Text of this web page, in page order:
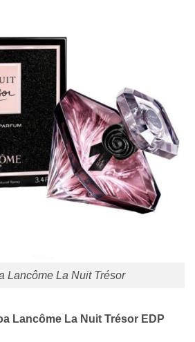
Lancôme La Nuit Trésor
Lancôme La Nuit Trésor EDP